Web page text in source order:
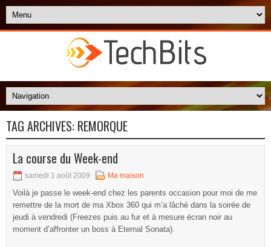
TAG ARCHIVES: REMORQUE
La course du Week-end
samedi 1 août 2009 Ma maison
Voilà je passe le week-end chez les parents occasion pour moi de me
remettre de la mort de ma Xbox 360 qui m’a lâché dans la soirée de
jeudi à vendredi (Freezes puis au fur et à mesure écran noir au
moment d’affronter un boss à Eternal Sonata).